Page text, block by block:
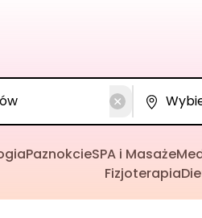
PaznokcieSPA i Masaże
Fizjoterapia